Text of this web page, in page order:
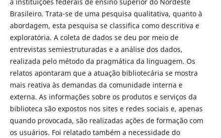
a instituições federais de ensino superior do Nordeste
Brasileiro. Trata-se de uma pesquisa qualitativa, quanto à
abordagem, esta pesquisa se classifica como descritiva e
exploratória. A coleta de dados se deu por meio de
entrevistas semiestruturadas e a análise dos dados,
realizada pelo método da pragmática da linguagem. Os
relatos apontaram que a atuação bibliotecária se mostra
mais reativa às demandas da comunidade interna e
externa. As informações sobre os produtos e serviços da
biblioteca são expostos nos sites e redes sociais e, apenas
quando provocada, são realizadas ações de formação com
os usuários. Foi relatado também a necessidade do